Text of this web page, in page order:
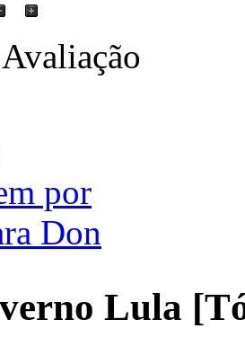
Lula